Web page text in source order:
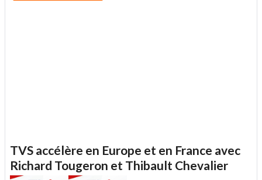
TVS accélère en Europe et en France avec
Richard Tougeron et Thibault Chevalier